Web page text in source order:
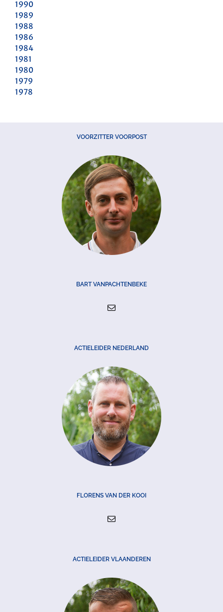
1990
1989
1988
1986
1984
1981
1980
1979
1978
VOORZITTER VOORPOST
BART VANPACHTENBEKE
ACTIELEIDER NEDERLAND
FLORENS VAN DER KOOI
ACTIELEIDER VLAANDEREN